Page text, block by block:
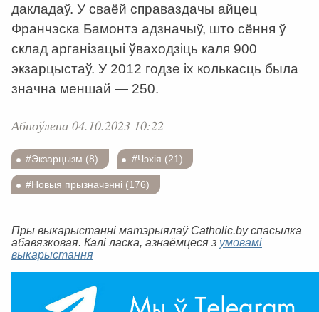
дакладаў. У сваёй справаздачы айцец
Франчэска Бамонтэ адзначыў, што сёння ў
склад арганізацыі ўваходзіць каля 900
экзарцыстаў. У 2012 годзе іх колькасць была
значна меншай — 250.
Абноўлена 04.10.2023 10:22
#Экзарцызм (8) #Чэхія (21)
#Новыя прызначэнні (176)
Пры выкарыстанні матэрыялаў Catholic.by спасылка
абавязковая. Калі ласка, азнаёмцеся з умовамі
выкарыстання